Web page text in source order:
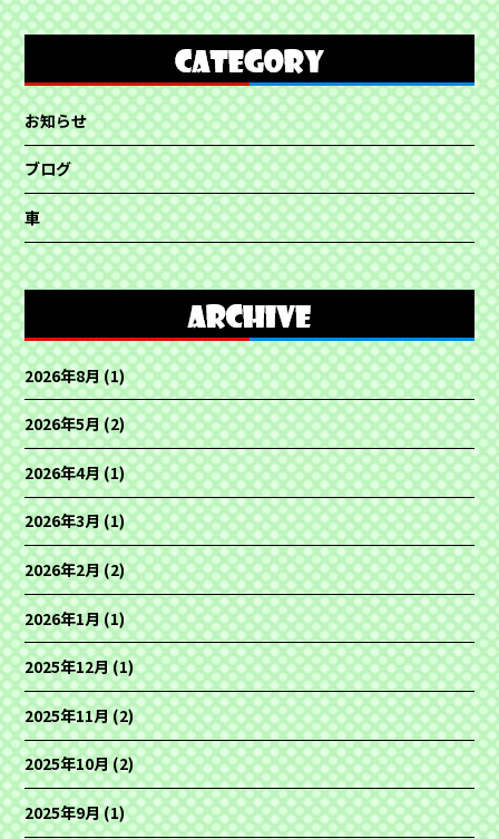
お知らせ
ブログ
車
2026年8月(1)
2026年5月(2)
2026年4月(1)
2026年3月(1)
2026年2月(2)
2026年1月(1)
2025年12月(1)
2025年11月(2)
2025年10月(2)
2025年9月(1)